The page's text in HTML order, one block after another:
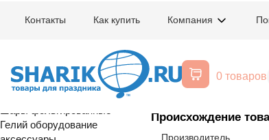
Контакты Как купить Компания
0 товаров
Расширенный поиск
Шары латексные
Гелий оборудование
1109-0291
Происхождение
Производитель